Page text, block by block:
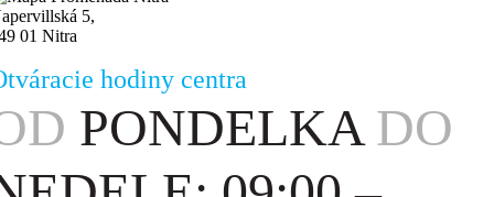
5,
01 Nitra
hodiny centra
PONDELKA DO